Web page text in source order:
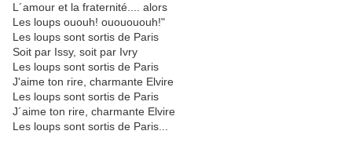
L´amour et la fraternité.... alors
Les loups ououh! ououououh!"
Les loups sont sortis de Paris
Soit par Issy, soit par Ivry
Les loups sont sortis de Paris
J'aime ton rire, charmante Elvire
Les loups sont sortis de Paris
J´aime ton rire, charmante Elvire
Les loups sont sortis de Paris...